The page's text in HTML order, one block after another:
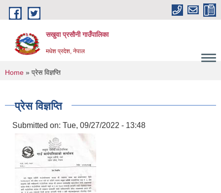
Skip to main content
सखुवा प्रसौनी गाउँपालिका
मधेश प्रदेश, नेपाल
You are here
Home » प्रेस विज्ञप्ति
प्रेस विज्ञप्ति
Submitted on: Tue, 09/27/2022 - 13:48